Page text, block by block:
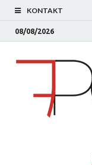
KONTAKT
08/08/2026